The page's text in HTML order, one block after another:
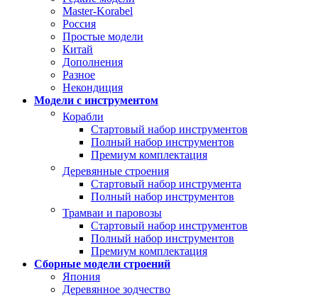
Master-Korabel
Россия
Простые модели
Китай
Дополнения
Разное
Некондиция
Модели с инструментом
Корабли
Стартовый набор инструментов
Полный набор инструментов
Премиум комплектация
Деревянные строения
Стартовый набор инструмента
Полный набор инструментов
Трамваи и паровозы
Стартовый набор инструментов
Полный набор инструментов
Премиум комплектация
Сборные модели строений
Япония
Деревянное зодчество